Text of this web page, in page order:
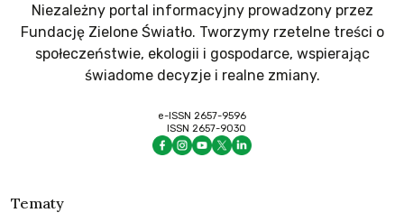
Niezależny portal informacyjny prowadzony przez
Fundację Zielone Światło. Tworzymy rzetelne treści o
społeczeństwie, ekologii i gospodarce, wspierając
świadome decyzje i realne zmiany.
e-ISSN 2657-9596
ISSN 2657-9030
Tematy